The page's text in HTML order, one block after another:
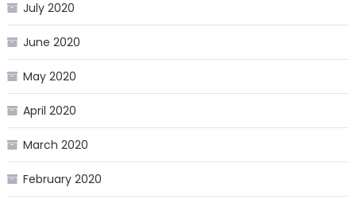
July 2020
June 2020
May 2020
April 2020
March 2020
February 2020